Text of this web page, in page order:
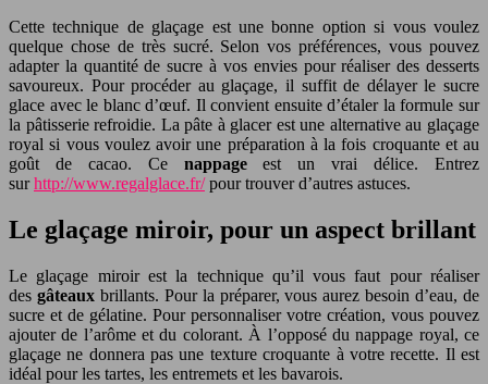
Cette technique de glaçage est une bonne option si vous voulez
quelque chose de très sucré. Selon vos préférences, vous pouvez
adapter la quantité de sucre à vos envies pour réaliser des desserts
savoureux. Pour procéder au glaçage, il suffit de délayer le sucre
glace avec le blanc d’œuf. Il convient ensuite d’étaler la formule sur
la pâtisserie refroidie. La pâte à glacer est une alternative au glaçage
royal si vous voulez avoir une préparation à la fois croquante et au
goût de cacao. Ce nappageest un vrai délice. Entrez
surhttp://www.regalglace.fr/pour trouver d’autres astuces.
Le glaçage miroir, pour un aspect brillant
Le glaçage miroir est la technique qu’il vous faut pour réaliser
des gâteauxbrillants. Pour la préparer, vous aurez besoin d’eau, de
sucre et de gélatine. Pour personnaliser votre création, vous pouvez
ajouter de l’arôme et du colorant. À l’opposé du nappage royal, ce
glaçage ne donnera pas une texture croquante à votre recette. Il est
idéal pour les tartes, les entremets et les bavarois.